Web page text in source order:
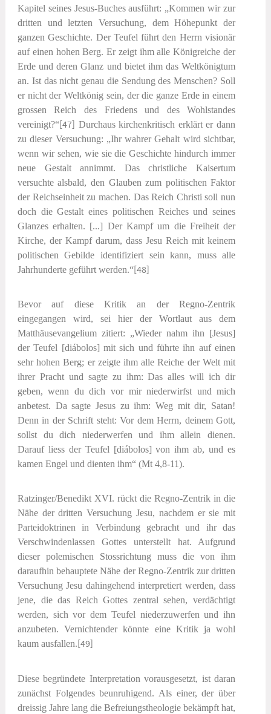
Kapitel seines Jesus-Buches ausführt: „Kommen wir zur
dritten und letzten Versuchung, dem Höhepunkt der
ganzen Geschichte. Der Teufel führt den Herrn visionär
auf einen hohen Berg. Er zeigt ihm alle Königreiche der
Erde und deren Glanz und bietet ihm das Weltkönigtum
an. Ist das nicht genau die Sendung des Menschen? Soll
er nicht der Weltkönig sein, der die ganze Erde in einem
grossen Reich des Friedens und des Wohlstandes
vereinigt?“[47] Durchaus kirchenkritisch erklärt er dann
zu dieser Versuchung: „Ihr wahrer Gehalt wird sichtbar,
wenn wir sehen, wie sie die Geschichte hindurch immer
neue Gestalt annimmt. Das christliche Kaisertum
versuchte alsbald, den Glauben zum politischen Faktor
der Reichseinheit zu machen. Das Reich Christi soll nun
doch die Gestalt eines politischen Reiches und seines
Glanzes erhalten. [...] Der Kampf um die Freiheit der
Kirche, der Kampf darum, dass Jesu Reich mit keinem
politischen Gebilde identifiziert sein kann, muss alle
Jahrhunderte geführt werden.“[48]
Bevor auf diese Kritik an der Regno-Zentrik
eingegangen wird, sei hier der Wortlaut aus dem
Matthäusevangelium zitiert: „Wieder nahm ihn [Jesus]
der Teufel [diábolos] mit sich und führte ihn auf einen
sehr hohen Berg; er zeigte ihm alle Reiche der Welt mit
ihrer Pracht und sagte zu ihm: Das alles will ich dir
geben, wenn du dich vor mir niederwirfst und mich
anbetest. Da sagte Jesus zu ihm: Weg mit dir, Satan!
Denn in der Schrift steht:Vor dem Herrn, deinem Gott,
sollst du dich niederwerfen und ihm allein dienen.
Darauf liess der Teufel [diábolos] von ihm ab, und es
kamen Engel und dienten ihm“ (Mt 4,8-11).
Ratzinger/Benedikt XVI. rückt die Regno-Zentrik in die
Nähe der dritten Versuchung Jesu, nachdem er sie mit
Parteidoktrinen in Verbindung gebracht und ihr das
Verschwindenlassen Gottes unterstellt hat. Aufgrund
dieser polemischen Stossrichtung muss die von ihm
daraufhin behauptete Nähe der Regno-Zentrik zur dritten
Versuchung Jesu dahingehend interpretiert werden, dass
jene, die das Reich Gottes zentral sehen, verdächtigt
werden, sich vor dem Teufel niederzuwerfen und ihn
anzubeten. Vernichtender könnte eine Kritik ja wohl
kaum ausfallen. [49]
Diese begründete Interpretation vorausgesetzt, ist daran
zunächst Folgendes beunruhigend. Als einer, der über
dreissig Jahre lang die Befreiungstheologie bekämpft hat,